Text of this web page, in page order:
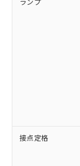
接点定格
ご
※1 対
対
非含有
対応予
有に